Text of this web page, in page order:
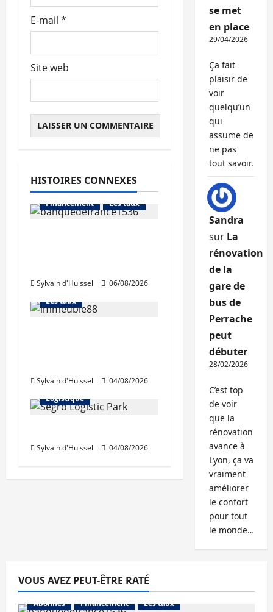
E-mail *
Site web
HISTOIRES CONNEXES
Abonnés
Financement
Les taux
Sylvain d'Huissel 06/08/2026
L'avis des courtiers
Les taux
Sylvain d'Huissel 04/08/2026
Immo d'entreprise
Logistique
Sylvain d'Huissel 04/08/2026
se met
en place
29/04/2026
Ça fait
plaisir de
voir
quelqu’un
qui
assume de
ne pas
tout savoir.
Sandra
sur La
rénovation
de la
gare de
bus de
Perrache
peut
débuter
28/02/2026
C’est top
de voir
que la
rénovation
avance à
Lyon, ça va
vraiment
améliorer
le confort
pour tout
le monde…
VOUS AVEZ PEUT-ÊTRE RATÉ
Abonnés Financement Les taux